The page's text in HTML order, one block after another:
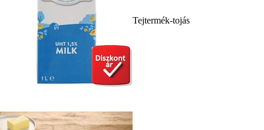
Tejtermék-tojás